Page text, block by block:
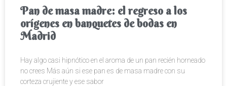
Pan de masa madre: el regreso a los
orígenes en banquetes de bodas en
Madrid
Hay algo casi hipnótico en el aroma de un pan recién horneado
no crees Más aún si ese pan es de masa madre con su
corteza crujiente y ese sabor